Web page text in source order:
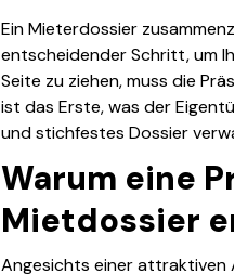
Ein Mieterdossier
entscheidender Schritt, um
Seite zu ziehen, muss die
ist das Erste, was der
und stichfestes Dossier
Warum eine
Mietdossier
Angesichts einer attraktiven